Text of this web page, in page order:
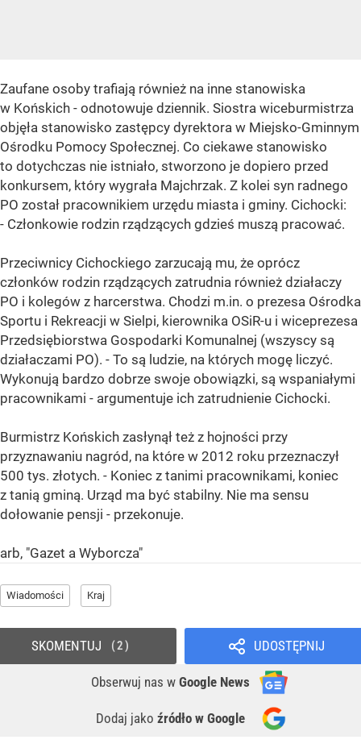
Zaufane osoby trafiają również na inne stanowiska
w Końskich - odnotowuje dziennik. Siostra wiceburmistrza
objęła stanowisko zastępcy dyrektora w Miejsko-Gminnym
Ośrodku Pomocy Społecznej. Co ciekawe stanowisko
to dotychczas nie istniało, stworzono je dopiero przed
konkursem, który wygrała Majchrzak. Z kolei syn radnego
PO został pracownikiem urzędu miasta i gminy. Cichocki:
- Członkowie rodzin rządzących gdzieś muszą pracować.
Przeciwnicy Cichockiego zarzucają mu, że oprócz
członków rodzin rządzących zatrudnia również działaczy
PO i kolegów z harcerstwa. Chodzi m.in. o prezesa Ośrodka
Sportu i Rekreacji w Sielpi, kierownika OSiR-u i wiceprezesa
Przedsiębiorstwa Gospodarki Komunalnej (wszyscy są
działaczami PO). - To są ludzie, na których mogę liczyć.
Wykonują bardzo dobrze swoje obowiązki, są wspaniałymi
pracownikami - argumentuje ich zatrudnienie Cichocki.
Burmistrz Końskich zasłynął też z hojności przy
przyznawaniu nagród, na które w 2012 roku przeznaczył
500 tys. złotych. - Koniec z tanimi pracownikami, koniec
z tanią gminą. Urząd ma być stabilny. Nie ma sensu
dołowanie pensji - przekonuje.
arb, "Gazet a Wyborcza"
Wiadomości Kraj
UDOSTĘPNIJ
Obserwuj nas w Google News
Dodaj jako źródło w Google
SKOMENTUJ 2